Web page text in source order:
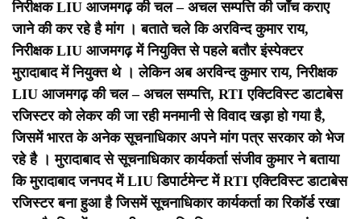
निरीक्षक LIU आजमगढ़ की चल – अचल सम्पत्ति की जाँच कराए
जाने की कर रहे है मांग ।बताते चले कि अरविन्द कुमार राय,
निरीक्षक LIU आजमगढ़ में नियुक्ति से पहले बतौर इंस्पेक्टर
मुरादाबाद में नियुक्त थे ।लेकिन अब अरविन्द कुमार राय, निरीक्षक
LIU आजमगढ़ की चल – अचल सम्पत्ति, RTI एक्टिविस्ट डाटाबेस
रजिस्टर को लेकर की जा रही मनमानी से विवाद खड़ा हो गया है,
जिसमें भारत के अनेक सूचनाधिकार अपने मांग पत्र सरकार को भेज
रहे है ।मुरादाबाद से सूचनाधिकार कार्यकर्ता संजीव कुमार ने बताया
कि मुरादाबाद जनपद में LIU डिपार्टमेन्ट में RTI एक्टिविस्ट डाटाबेस
रजिस्टर बना हुआ है जिसमें सूचनाधिकार कार्यकर्ता का रिकॉर्ड रखा